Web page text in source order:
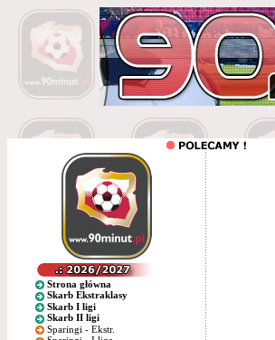
Strona główna
Skarb Ekstraklasy
Skarb I ligi
Skarb II ligi
Sparingi - Ekstr.